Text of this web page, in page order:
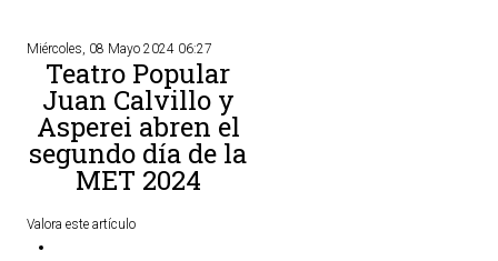
AYUNTAMIENTO
Saluda de la Alcaldesa
Equipo de Gobierno
Corporación Municipal - Legislatura 2023-2027
Delegaciones Municipales
Miércoles, 08 Mayo 2024 06:27
Teatro Popular
Juan Calvillo y
Asperei abren el
segundo día de la
MET 2024
Valora este artículo